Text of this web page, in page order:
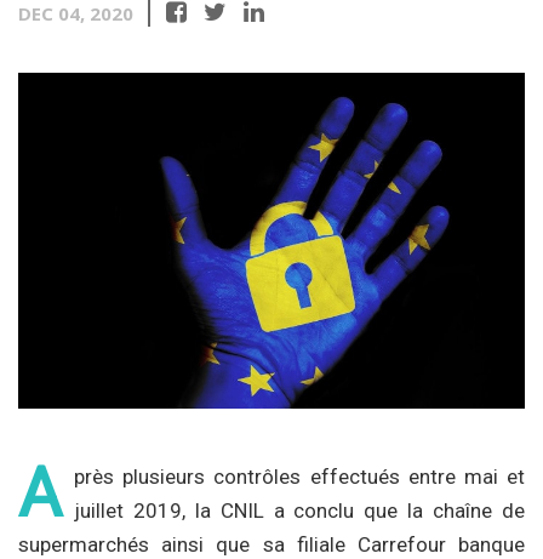
DEC 04, 2020
A près plusieurs contrôles effectués entre mai et
juillet 2019, la CNIL a conclu que la chaîne de
supermarchés ainsi que sa filiale Carrefour banque